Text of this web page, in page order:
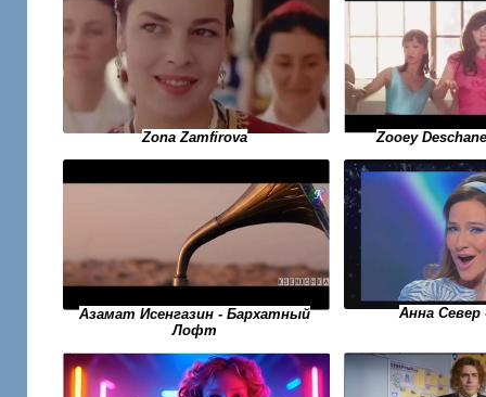
Zona Zamfirova Zooey
Азамат Исенгазин - Бархатный
Лофт
Анна Север